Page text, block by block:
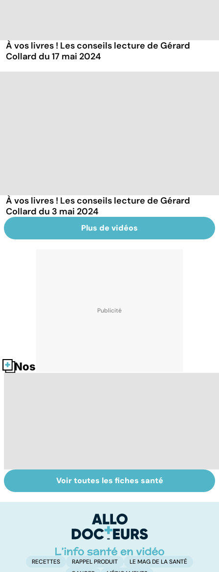
À vos livres ! Les conseils lecture de Gérard
Collard du 17 mai 2024
À vos livres ! Les conseils lecture de Gérard
Collard du 3 mai 2024
Plus de vidéos
Nos fiches santé
Tout savoir sur
les infections
Inflammation des
amygdales : que
d'angine ?
Voir toutes les fiches santé
RECETTES RAPPEL PRODUIT
LE MAG DE LA SANTÉ